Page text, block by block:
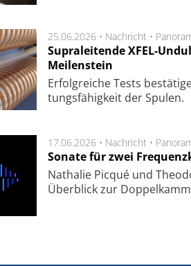
25.06.2026 • Nachricht •
Supraleitende XFEL-
Meilenstein
Er­folg­rei­che Tests
tungs­fä­hig­keit der Spu­len.
17.06.2026 • Nachricht •
Sonate für zwei
Nathalie Picqué und
Überblick zur